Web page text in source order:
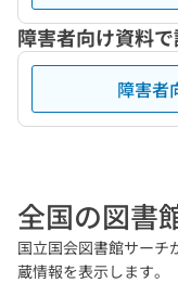
障害者向け資料
障害者
全国の図書
国立国会図書館サーチ
蔵情報を表示します。